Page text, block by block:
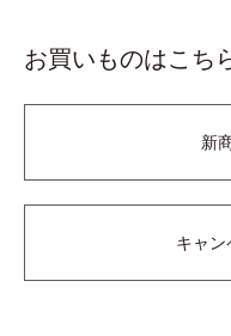
お買いものはこち
新
キャ